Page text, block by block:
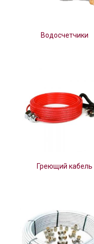
Водосчетчики
Греющий кабель